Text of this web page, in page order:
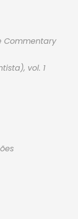
Commentary
vol. 1